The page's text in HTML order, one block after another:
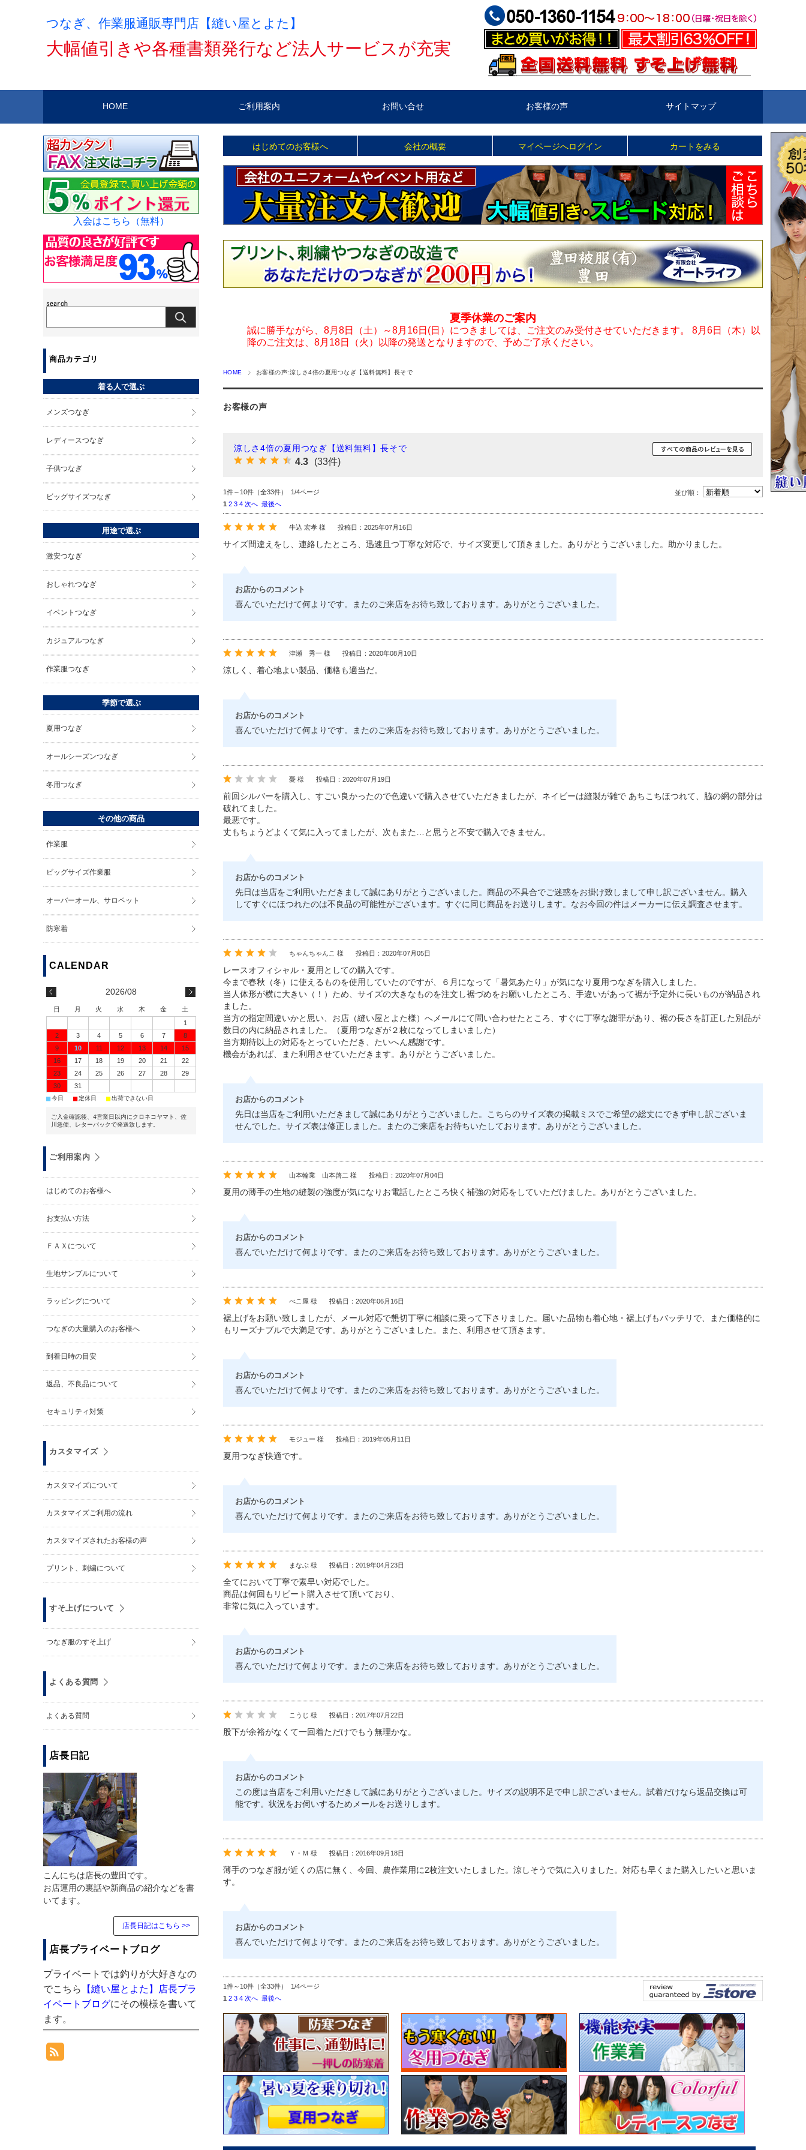
つなぎ、作業服通販専門店【縫い屋とよた】
大幅値引きや各種書類発行など法人サービスが充実
HOME ご利用案内 お問い合せ お客様の声 サイトマップ
はじめてのお客様へ 会社の概要 マイページへログイン カートをみる
夏季休業のご案内
誠に勝手ながら、8月8日（土）～8月16日(日）につきましては、ご注文のみ受付させていただきます。 8月6日（木）以
降のご注文は、8月18日（火）以降の発送となりますので、予めご了承ください。
HOME お客様の声:涼しさ4倍の夏用つなぎ【送料無料】長そで
お客様の声
涼しさ4倍の夏用つなぎ【送料無料】長そで
4.3 (33件)
1件～10件（全33件） 1/4ページ
1 2 3 4 次へ 最後へ
並び順：
牛込 宏孝 様 投稿日：2025年07月16日
サイズ間違えをし、連絡したところ、迅速且つ丁寧な対応で、サイズ変更して頂きました。ありがとうございました。助かりました。
お店からのコメント
喜んでいただけて何よりです。またのご来店をお待ち致しております。ありがとうございました。
津瀬 秀一 様 投稿日：2020年08月10日
涼しく、着心地よい製品、価格も適当だ。
お店からのコメント
喜んでいただけて何よりです。またのご来店をお待ち致しております。ありがとうございました。
憂 様 投稿日：2020年07月19日
前回シルバーを購入し、すごい良かったので色違いで購入させていただきましたが、ネイビーは縫製が雑で あちこちほつれて、脇の網の部分は
破れてました。
最悪です。
丈もちょうどよくて気に入ってましたが、次もまた…と思うと不安で購入できません。
お店からのコメント
先日は当店をご利用いただきまして誠にありがとうございました。商品の不具合でご迷惑をお掛け致しまして申し訳ございません。購入
してすぐにほつれたのは不良品の可能性がございます。すぐに同じ商品をお送りします。なお今回の件はメーカーに伝え調査させます。
ちゃんちゃんこ 様 投稿日：2020年07月05日
レースオフィシャル・夏用としての購入です。
今まで春秋（冬）に使えるものを使用していたのですが、６月になって「暑気あたり」が気になり夏用つなぎを購入しました。
当人体形が横に大きい（！）ため、サイズの大きなものを注文し裾づめをお願いしたところ、手違いがあって裾が予定外に長いものが納品され
ました。
当方の指定間違いかと思い、お店（縫い屋とよた様）へメールにて問い合わせたところ、すぐに丁寧な謝罪があり、裾の長さを訂正した別品が
数日の内に納品されました。（夏用つなぎが２枚になってしまいました）
当方期待以上の対応をとっていただき、たいへん感謝です。
機会があれば、また利用させていただきます。ありがとうございました。
お店からのコメント
先日は当店をご利用いただきまして誠にありがとうございました。こちらのサイズ表の掲載ミスでご希望の総丈にできず申し訳ございま
せんでした。サイズ表は修正しました。またのご来店をお待ちいたしております。ありがとうございました。
山本輪業 山本啓二 様 投稿日：2020年07月04日
夏用の薄手の生地の縫製の強度が気になりお電話したところ快く補強の対応をしていただけました。ありがとうございました。
お店からのコメント
喜んでいただけて何よりです。またのご来店をお待ち致しております。ありがとうございました。
べこ屋 様 投稿日：2020年06月16日
裾上げをお願い致しましたが、メール対応で懇切丁寧に相談に乗って下さりました。届いた品物も着心地・裾上げもバッチリで、また価格的に
もリーズナブルで大満足です。ありがとうございました。また、利用させて頂きます。
お店からのコメント
喜んでいただけて何よりです。またのご来店をお待ち致しております。ありがとうございました。
モジュー 様 投稿日：2019年05月11日
夏用つなぎ快適です。
お店からのコメント
喜んでいただけて何よりです。またのご来店をお待ち致しております。ありがとうございました。
まなぶ 様 投稿日：2019年04月23日
全てにおいて丁寧で素早い対応でした。
商品は何回もリピート購入させて頂いており、
非常に気に入っています。
お店からのコメント
喜んでいただけて何よりです。またのご来店をお待ち致しております。ありがとうございました。
こうじ 様 投稿日：2017年07月22日
股下が余裕がなくて一回着ただけでもう無理かな。
お店からのコメント
この度は当店をご利用いただきして誠にありがとうございました。サイズの説明不足で申し訳ございません。試着だけなら返品交換は可
能です。状況をお伺いするためメールをお送りします。
Ｙ・Ｍ 様 投稿日：2016年09月18日
薄手のつなぎ服が近くの店に無く、今回、農作業用に2枚注文いたしました。涼しそうで気に入りました。対応も早くまた購入したいと思いま
す。
お店からのコメント
喜んでいただけて何よりです。またのご来店をお待ち致しております。ありがとうございました。
1件～10件（全33件） 1/4ページ
1 2 3 4 次へ 最後へ
入会はこちら（無料）
商品カテゴリ
着る人で選ぶ
メンズつなぎ
レディースつなぎ
子供つなぎ
ビッグサイズつなぎ
用途で選ぶ
激安つなぎ
おしゃれつなぎ
イベントつなぎ
カジュアルつなぎ
作業服つなぎ
季節で選ぶ
夏用つなぎ
オールシーズンつなぎ
冬用つなぎ
その他の商品
作業服
ビッグサイズ作業服
オーバーオール、サロペット
防寒着
2026/08
日 月 火 水 木 金
土
1
2
3 4 5 6 7
8
9
10 11 12 13 14
15
16
17 18 19 20 21
22
23
24 25 26 27 28
29
30
31
■今日 ■定休日 ■出荷できない日
ご入金確認後、4営業日以内にクロネコヤマト、佐
川急便、レターパックで発送致します。
ご利用案内
はじめてのお客様へ
お支払い方法
ＦＡＸについて
生地サンプルについて
ラッピングについて
つなぎの大量購入のお客様へ
到着日時の目安
返品、不良品について
セキュリティ対策
カスタマイズ
カスタマイズについて
カスタマイズご利用の流れ
カスタマイズされたお客様の声
プリント、刺繍について
すそ上げについて
つなぎ服のすそ上げ
よくある質問
よくある質問
店長日記
こんにちは店長の豊田です。
お店運用の裏話や新商品の紹介などを書
いてます。
店長日記はこちら >>
店長プライベートブログ
プライベートでは釣りが大好きなの
でこちら
【縫い屋とよた】店長プラ
イベートブログにその模様を書いて
ます。